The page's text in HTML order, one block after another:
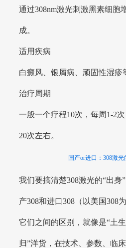
通过308nm激光刺激黑素细胞
成。
适用疾病
白癜风、银屑病、顽固性湿疹
治疗周期
一般一个疗程10次，每周1-2
20次左右。
国产or进口：308激光
我们要搞清楚308激光的“出身
产308和进口308（以美国308
它们之间的区别，就像是“土
归”洋货，在技术、参数、临